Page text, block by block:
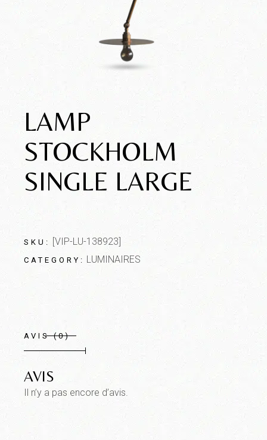
LAMP
STOCKHOLM
SINGLE LARGE
SKU: [VIP-LU-138923]
CATEGORY: LUMINAIRES
AVIS (0)
AVIS
Il n’y a pas encore d’avis.